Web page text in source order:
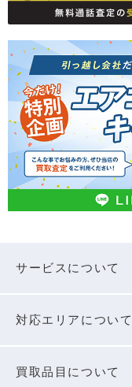
サービスについて
対応エリアについて
買取品⽬について